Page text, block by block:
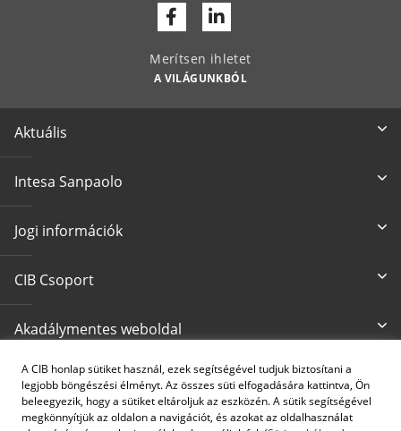
A CIB honlap sütiket használ, ezek segítségével tudjuk biztosítani a
legjobb böngészési élményt. Az összes süti elfogadására kattintva, Ön
beleegyezik, hogy a sütiket eltároljuk az eszközén. A sütik segítségével
megkönnyítjük az oldalon a navigációt, és azokat az oldalhasználat
FacebookLinkedin
Merítsen ihletet
A VILÁGUNKBÓL
Aktuális
Intesa Sanpaolo
Jogi információk
CIB Csoport
Akadálymentes weboldal
Írjon nekünk
cib@cib.hu
CIB24 ügyfélszolgálat
(+36 1) 4 242 242